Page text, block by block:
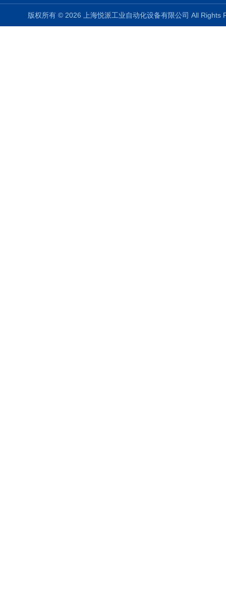
版权所有 © 2026 上海悦派工业自动化设备有限公司 All